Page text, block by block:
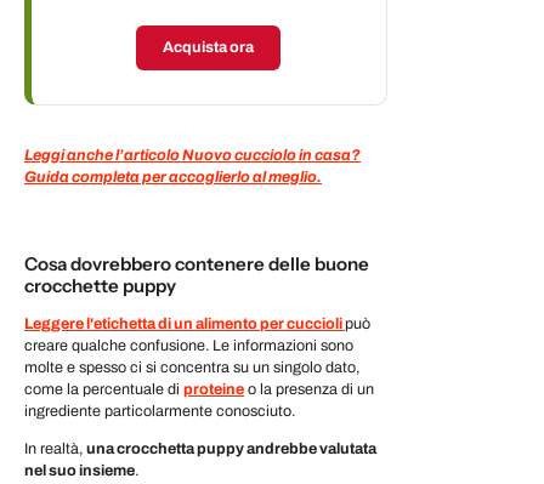
Acquista ora
Leggi anche l’articolo Nuovo cucciolo in casa?
Guida completa per accoglierlo al meglio.
Cosa dovrebbero contenere delle buone
crocchette puppy
Leggere l'etichetta di un alimento per cucciolipuò
creare qualche confusione. Le informazioni sono
molte e spesso ci si concentra su un singolo dato,
come la percentuale di proteine o la presenza di un
ingrediente particolarmente conosciuto.
In realtà, una crocchetta puppy andrebbe valutata
nel suo insieme.